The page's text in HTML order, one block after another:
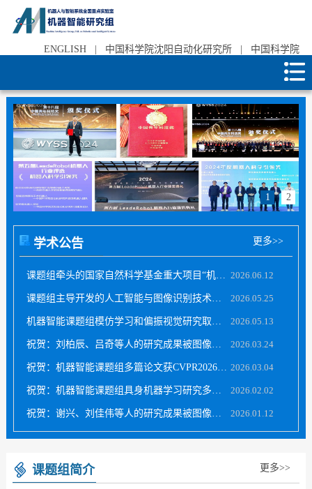
ENGLISH 中国科学院沈阳自动化研究所 中国科学院
1 2
学术公告 更多>>
课题组牵头的国家自然科学基金重大项目“机器... 2026.06.12
2026.05.25
2026.05.13
2026.03.24
祝贺：机器智能课题组多篇论文获CVPR2026录用 2026.03.04
2026.02.02
2026.01.12
课题组简介 更多>>